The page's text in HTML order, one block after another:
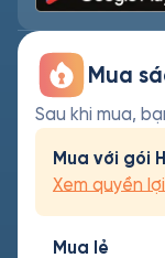
Mua
Sau khi mua,
Mua với gói
Xem quyền lợi
Mua lẻ